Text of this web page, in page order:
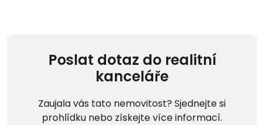
Poslat dotaz do realitní
kanceláře
Zaujala vás tato nemovitost? Sjednejte si
prohlídku nebo získejte více informací.